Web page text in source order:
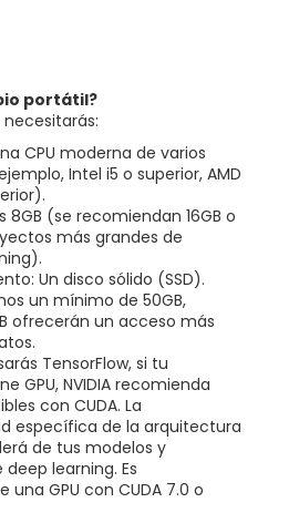
portátil?
CPU moderna de varios
Intel i5 o superior, AMD
8GB (se recomiendan 16GB o
más grandes de
Un disco sólido (SSD).
un mínimo de 50GB,
ofrecerán un acceso más
TensorFlow, si tu
GPU, NVIDIA recomienda
con CUDA. La
específica de la arquitectura
de tus modelos y
learning. Es
una GPU con CUDA 7.0 o